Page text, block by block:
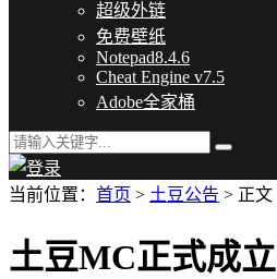
超级外链
免费壁纸
Notepad8.4.6
Cheat Engine v7.5
Adobe全家桶
当前位置： 首页 > 土豆公告 > 正文
土豆MC正式成立